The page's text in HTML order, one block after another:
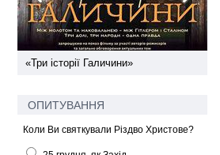
«Три історії Галичини»
ОПИТУВАННЯ
Коли Ви святкували Різдво Христове?